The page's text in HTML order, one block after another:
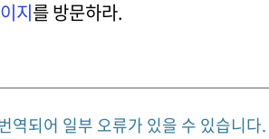
지를 방문하라.
역되어 일부 오류가 있을 수 있습니다.